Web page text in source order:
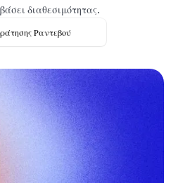
διαθεσιμότητας.
Ραντεβού